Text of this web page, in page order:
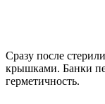
Сразу после
крышками. Банки
герметичность.